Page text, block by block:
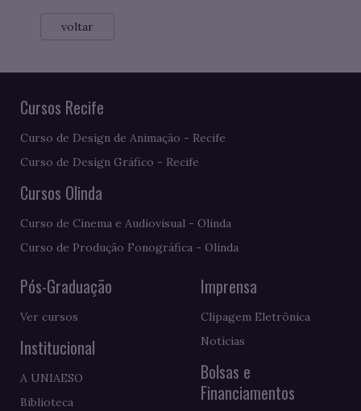
voltar
Cursos Recife
Curso de Design de Animação - Recife
Curso de Design Gráfico - Recife
Cursos Olinda
Curso de Cinema e Audiovisual - Olinda
Curso de Produção Fonográfica - Olinda
Pós-Graduação
Ver cursos
Institucional
A UNIAESO
Biblioteca
Imprensa
Clipagem Eletrônica
Notícias
Bolsas e
Financiamentos